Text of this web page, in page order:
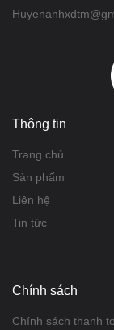
Thông tin
Trang chủ
Sản phẩm
Liên hệ
Tin tức
Chính sách
Chính sách thanh